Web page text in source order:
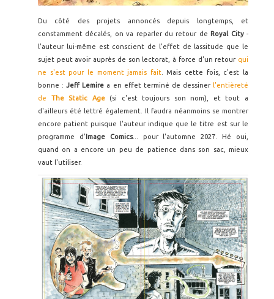
Du côté des projets annoncés depuis longtemps, et
constamment décalés, on va reparler du retour de Royal City-
l'auteur lui-même est conscient de l'effet de lassitude que le
sujet peut avoir auprès de son lectorat, à force d'un retour qui
ne s'est pour le moment jamais fait. Mais cette fois, c'est la
bonne :Jeff Lemire a en effet terminé de dessinerl'entièreté
de The Static Age(si c'est toujours son nom), et tout a
d'ailleurs été lettré également. Il faudra néanmoins se montrer
encore patient puisque l'auteur indique que le titre est sur le
programme d'Image Comics... pour l'automne 2027. Hé oui,
quand on a encore un peu de patience dans son sac, mieux
vaut l'utiliser.